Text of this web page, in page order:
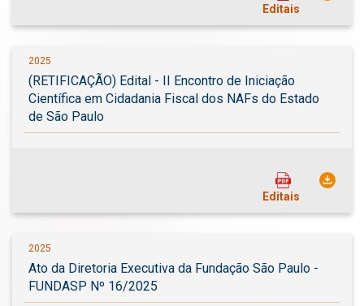
Editais
2025
(RETIFICAÇÃO) Edital - II Encontro de Iniciação
Científica em Cidadania Fiscal dos NAFs do Estado
de São Paulo
Editais
2025
Ato da Diretoria Executiva da Fundação São Paulo -
FUNDASP Nº 16/2025